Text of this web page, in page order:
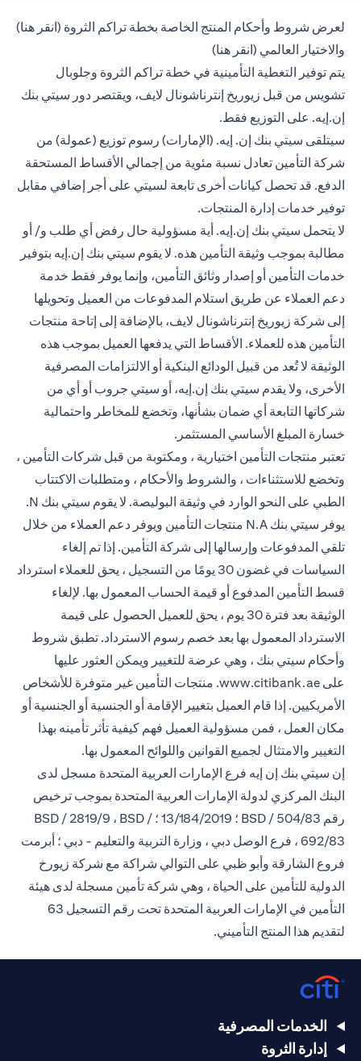
لعرض شروط وأحكام المنتج الخاصة بخطة تراكم الثروة (انقر هنا)
والاختيار العالمي (انقر هناopens in a new tab
)
يتم توفير التغطية التأمينية في خطة تراكم الثروة وجلوبال
تشويس من قبل زيوريخ إنترناشونال لايف، ويقتصر دور سيتي بنك
إن.إيه. على التوزيع فقط.
سيتلقى سيتي بنك إن. إيه. (الإمارات) رسوم توزيع (عمولة) من
شركة التأمين تعادل نسبة مئوية من إجمالي الأقساط المستحقة
الدفع. قد تحصل كيانات أخرى تابعة لسيتي على أجر إضافي مقابل
توفير خدمات إدارة المنتجات.
لا يتحمل سيتي بنك إن.إيه. أية مسؤولية حال رفض أي طلب و/ أو
مطالبة بموجب وثيقة التأمين هذه. لا يقوم سيتي بنك إن.إيه بتوفير
خدمات التأمين أو إصدار وثائق التأمين، وإنما يوفر فقط خدمة
دعم العملاء عن طريق استلام المدفوعات من العميل وتحويلها
إلى شركة زيوريخ إنترناشونال لايف، بالإضافة إلى إتاحة منتجات
التأمين هذه للعملاء. الأقساط التي يدفعها العميل بموجب هذه
الوثيقة لا تُعد من قبيل الودائع البنكية أو الالتزامات المصرفية
الأخرى، ولا يقدم سيتي بنك إن.إيه، أو سيتي جروب أو أي من
شركاتها التابعة أي ضمان بشأنها، وتخضع للمخاطر واحتمالية
خسارة المبلغ الأساسي المستثمر.
تعتبر منتجات التأمين اختيارية ، ومكتوبة من قبل شركات التأمين ،
وتخضع للاستثناءات ، والشروط والأحكام ، ومتطلبات الاكتتاب
الطبي على النحو الوارد في وثيقة البوليصة. لا يقوم سيتي بنك N.
يوفر سيتي بنك N.A منتجات التأمين ويوفر دعم العملاء من خلال
تلقي المدفوعات وإرسالها إلى شركة التأمين. إذا تم إلغاء
السياسات في غضون 30 يومًا من التسجيل ، يحق للعملاء استرداد
قسط التأمين المدفوع أو قيمة الحساب المعمول بها. لإلغاء
الوثيقة بعد فترة 30 يوم ، يحق للعميل الحصول على قيمة
الاسترداد المعمول بها بعد خصم رسوم الاسترداد. تطبق شروط
وأحكام سيتي بنك ، وهي عرضة للتغيير ويمكن العثور عليها
على www.citibank.ae
opens in a new tab
. منتجات التأمين غير متوفرة للأشخاص
الأمريكيين. إذا قام العميل بتغيير الإقامة أو الجنسية أو الجنسية أو
مكان العمل ، فمن مسؤولية العميل فهم كيفية تأثر تأمينه بهذا
التغيير والامتثال لجميع القوانين واللوائح المعمول بها.
إن سيتي بنك إن إيه فرع الإمارات العربية المتحدة مسجل لدى
البنك المركزي لدولة الإمارات العربية المتحدة بموجب ترخيص
رقم BSD / 504/83 ؛ 13/184/2019 ؛ BSD / 2819/9 ، BSD /
692/83 ، فرع الوصل دبي ، وزارة التربية والتعليم - دبي ؛ أبرمت
فروع الشارقة وأبو ظبي على التوالي شراكة مع شركة زيورخ
الدولية للتأمين على الحياة ، وهي شركة تأمين مسجلة لدى هيئة
التأمين في الإمارات العربية المتحدة تحت رقم التسجيل 63
لتقديم هذا المنتج التأميني.
الخدمات المصرفية
إدارة الثروة